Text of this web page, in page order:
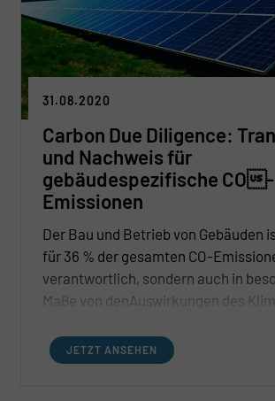
31.08.2020
Carbon Due Diligence:
und Nachweis für
gebäudespezifische CO-
Emissionen
Der Bau und Betrieb von Gebäuden
für 36 % der gesamten CO-
verantwortlich, sondern auch in
Maße von denAuswirkungen des
Hebel, um den Anforderungen des
gerecht zu werden und eine
JETZT ANSEHEN